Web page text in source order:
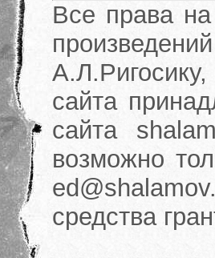
Все права на
сайта
сайта
возможно
средства